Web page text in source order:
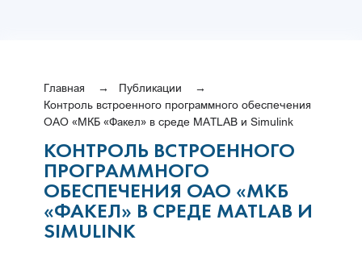
Главная
Публикации
Контроль встроенного программного обеспечения
ОАО «МКБ «Факел» в среде MATLAB и Simulink
КОНТРОЛЬ ВСТРОЕННОГО
ПРОГРАММНОГО
ОБЕСПЕЧЕНИЯ ОАО «МКБ
«ФАКЕЛ» В СРЕДЕ MATLAB И
SIMULINK